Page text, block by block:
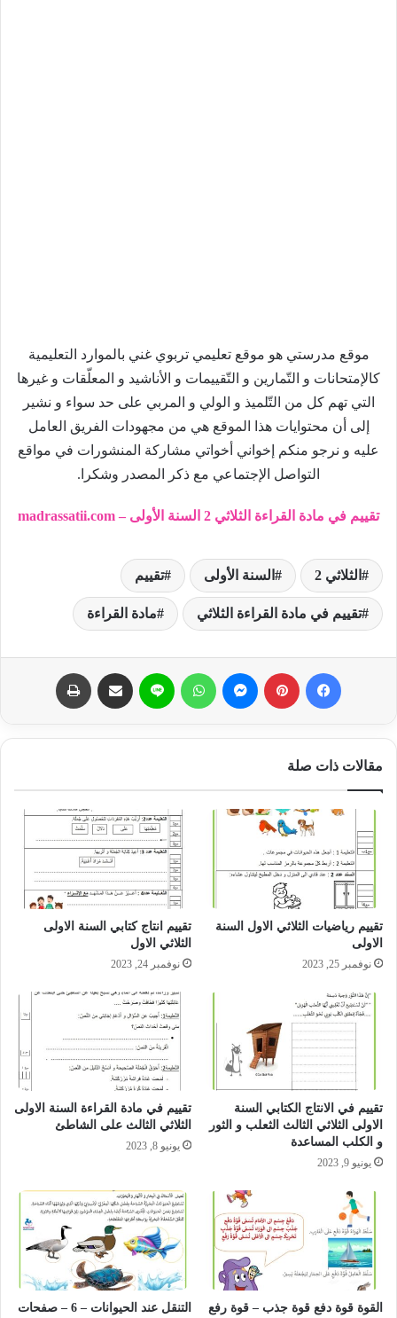
موقع مدرستي هو موقع تعليمي تربوي غني بالموارد التعليمية
كالإمتحانات و التّمارين و التّقييمات و الأناشيد و المعلّقات و غيرها
التي تهم كل من التّلميذ و الولي و المربي على حد سواء و نشير
إلى أن محتوايات هذا الموقع هي من مجهودات الفريق العامل
عليه و نرجو منكم إخواني أخواتي مشاركة المنشورات في مواقع
التواصل الإجتماعي مع ذكر المصدر وشكرا.
تقييم في مادة القراءة الثلاثي 2 السنة الأولى – madrassatii.com
الثلاثي 2 السنة الأولى تقييم
تقييم في مادة القراءة الثلاثي مادة القراءة
مقالات ذات صلة
تقييم رياضيات الثلاثي الاول السنة
الاولى
نوفمبر 25, 2023
تقييم انتاج كتابي السنة الاولى
الثلاثي الاول
نوفمبر 24, 2023
تقييم في الانتاج الكتابي السنة
الاولى الثلاثي الثالث الثعلب و الثور
و الكلب المساعدة
يونيو 9, 2023
تقييم في مادة القراءة السنة الاولى
الثلاثي الثالث على الشاطئ
يونيو 8, 2023
القوة قوة دفع قوة جذب – قوة رفع التنقل عند الحيوانات – 6 – صفحات